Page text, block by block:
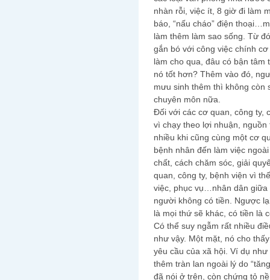
nhàn rỗi, việc ít, 8 giờ đi làm
báo, “nấu cháo” điện
làm thêm làm sao sống. Từ
gắn bó với công việc chính
làm cho qua, đâu có bận tâm
nó tốt hơn? Thêm vào đó,
mưu sinh thêm thì không còn
chuyên môn nữa.
Đối với các cơ quan, công ty,
vì chạy theo lợi nhuận,
nhiều khi cũng cùng một cơ
bệnh nhân đến làm việc
chất, cách chăm sóc, giải
quan, công ty, bệnh viện vì
việc, phục vụ…nhân dân
người không có tiền. Ngược
là mọi thứ sẽ khác, có tiền là
Có thể suy ngẫm rất nhiều
như vậy. Một mặt, nó cho
yêu cầu của xã hội. Ví dụ
thêm tràn lan ngoài lý do
đã nói ở trên, còn chứng tỏ